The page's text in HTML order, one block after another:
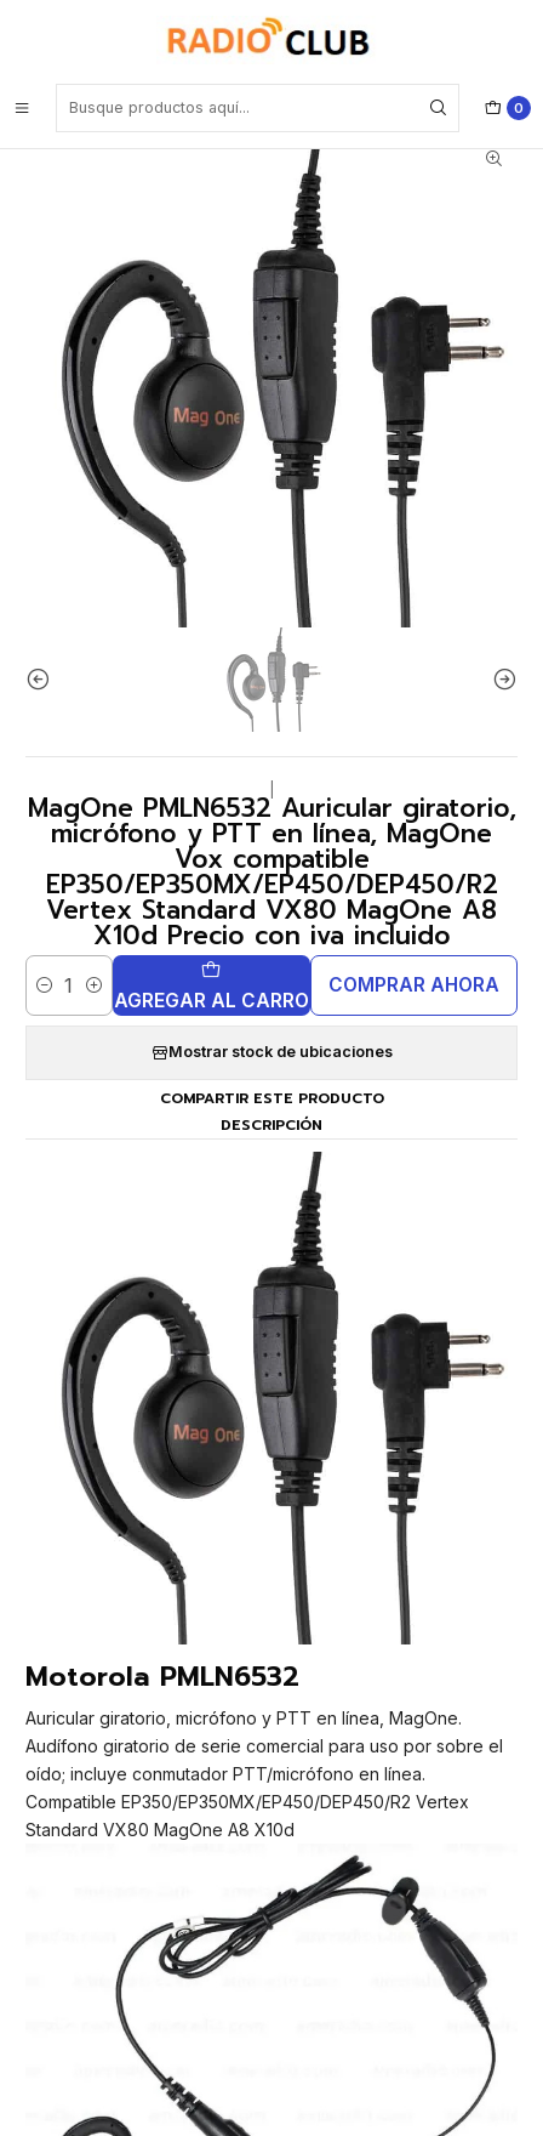
0
MagOne PMLN6532 Auricular giratorio, micrófono y PTT en línea,
MagOne Vox compatible EP350/EP350MX/EP450/DEP450/R2
MagOne PMLN6532 Auricular giratorio,
micrófono y PTT en línea, MagOne
Vox compatible
EP350/EP350MX/EP450/DEP450/R2
Vertex Standard VX80 MagOne A8
X10d Precio con iva incluido
Cantidad AGREGAR AL CARRO
COMPRAR AHORA
Mostrar stock de ubicaciones
COMPARTIR ESTE PRODUCTO
DESCRIPCIÓN
Motorola PMLN6532
Auricular giratorio, micrófono y PTT en línea, MagOne.
Audífono giratorio de serie comercial para uso por sobre el
oído; incluye conmutador PTT/micrófono en línea.
Compatible EP350/EP350MX/EP450/DEP450/R2 Vertex
Standard VX80 MagOne A8 X10d